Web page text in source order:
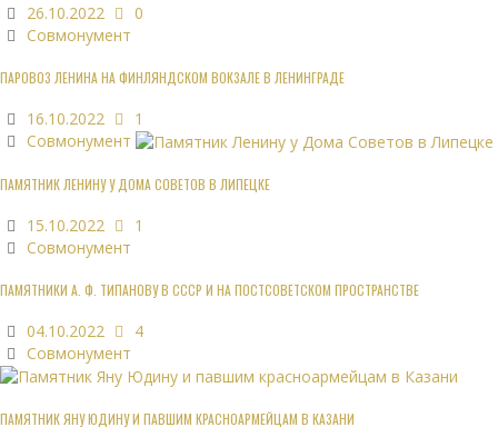
26.10.2022
0
Совмонумент
ПАРОВОЗ ЛЕНИНА НА ФИНЛЯНДСКОМ ВОКЗАЛЕ В ЛЕНИНГРАДЕ
16.10.2022
1
Совмонумент
ПАМЯТНИК ЛЕНИНУ У ДОМА СОВЕТОВ В ЛИПЕЦКЕ
15.10.2022
1
Совмонумент
ПАМЯТНИКИ А. Ф. ТИПАНОВУ В СССР И НА ПОСТСОВЕТСКОМ ПРОСТРАНСТВЕ
04.10.2022
4
Совмонумент
ПАМЯТНИК ЯНУ ЮДИНУ И ПАВШИМ КРАСНОАРМЕЙЦАМ В КАЗАНИ